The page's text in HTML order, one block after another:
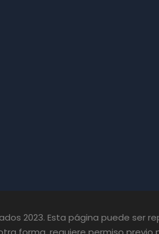
2023. Esta página puede ser